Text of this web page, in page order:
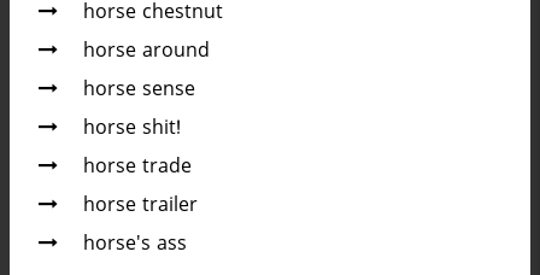
horse chestnut
horse around
horse sense
horse shit!
horse trade
horse trailer
horse's ass